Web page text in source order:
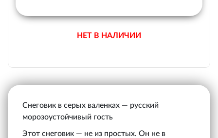
НЕТ В НАЛИЧИИ
Снеговик в серых валенках — русский
морозоустойчивый гость
Этот снеговик — не из простых. Он не в